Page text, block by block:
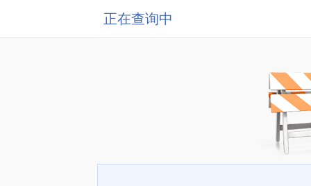
正在查询中